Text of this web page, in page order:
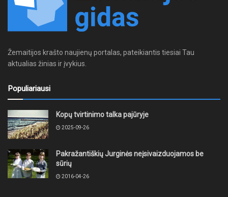
Žemaitijos krašto naujienų portalas, pateikiantis tiesiai Tau
aktualias žinias ir įvykius.
Populiariausi
Kopų tvirtinimo talka pajūryje
2025-09-26
Pakražantiškių Jurginės neįsivaizduojamos be
sūrių
2016-04-26